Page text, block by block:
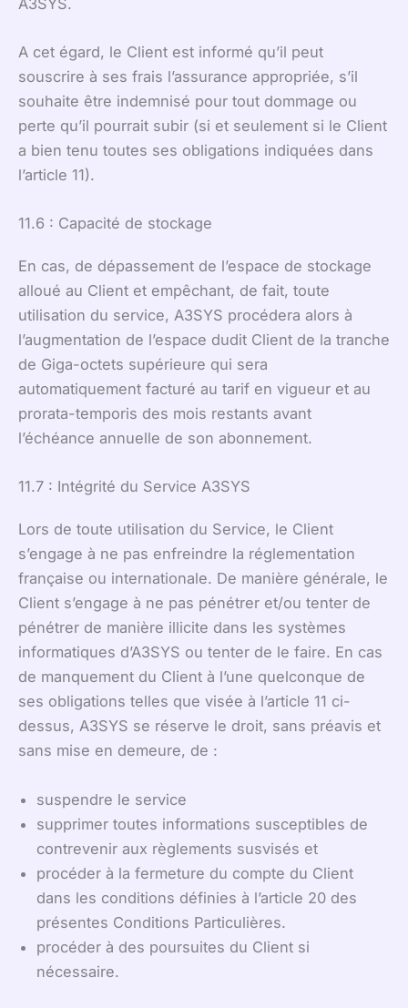
A cet égard, le Client est informé qu’il peut
souscrire à ses frais l’assurance appropriée, s’il
souhaite être indemnisé pour tout dommage ou
perte qu’il pourrait subir (si et seulement si le Client
a bien tenu toutes ses obligations indiquées dans
l’article 11).
11.6 : Capacité de stockage
En cas, de dépassement de l’espace de stockage
alloué au Client et empêchant, de fait, toute
utilisation du service, A3SYS procédera alors à
l’augmentation de l’espace dudit Client de la tranche
de Giga-octets supérieure qui sera
automatiquement facturé au tarif en vigueur et au
prorata-temporis des mois restants avant
l’échéance annuelle de son abonnement.
11.7 : Intégrité du Service A3SYS
Lors de toute utilisation du Service, le Client
s’engage à ne pas enfreindre la réglementation
française ou internationale. De manière générale, le
Client s’engage à ne pas pénétrer et/ou tenter de
pénétrer de manière illicite dans les systèmes
informatiques d’A3SYS ou tenter de le faire. En cas
de manquement du Client à l’une quelconque de
ses obligations telles que visée à l’article 11 ci-
dessus, A3SYS se réserve le droit, sans préavis et
sans mise en demeure, de :
suspendre le service
supprimer toutes informations susceptibles de
contrevenir aux règlements susvisés et
procéder à la fermeture du compte du Client
dans les conditions définies à l’article 20 des
présentes Conditions Particulières.
procéder à des poursuites du Client si
nécessaire.